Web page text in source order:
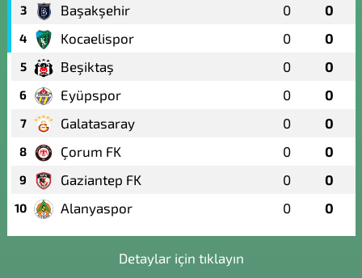
3 Başakşehir 0 0
4 Kocaelispor 0 0
5 Beşiktaş 0 0
6 Eyüpspor 0 0
7 Galatasaray 0 0
8 Çorum FK 0 0
9 Gaziantep FK 0 0
10 Alanyaspor 0 0
Detaylar için tıklayın